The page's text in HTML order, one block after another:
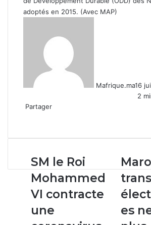
adoptés en 2015. (Avec MAP)
Mafrique.ma16
2
Partager
email
SM
le
Roi
Mohammed
VI
contracte
SM le Roi
Mohammed
VI contracte
une
Maroc :
les
ne
seront
plus
es